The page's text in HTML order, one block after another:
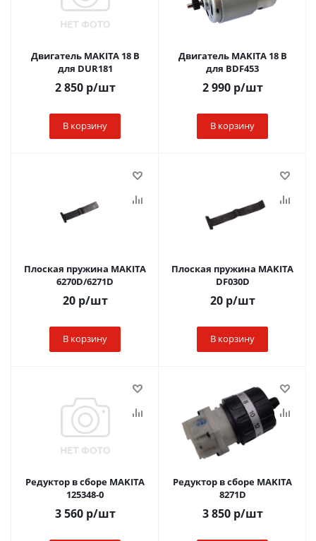
Двигатель MAKITA 18 B
для DUR181
2 850р/шт
В корзину
Двигатель MAKITA 18 В
для BDF453
2 990р/шт
В корзину
Плоская пружина MAKITA
6270D/6271D
20р/шт
В корзину
Плоская пружина MAKITA
DF030D
20р/шт
В корзину
Редуктор в сборе MAKITA
125348-0
3 560р/шт
Редуктор в сборе MAKITA
8271D
3 850р/шт